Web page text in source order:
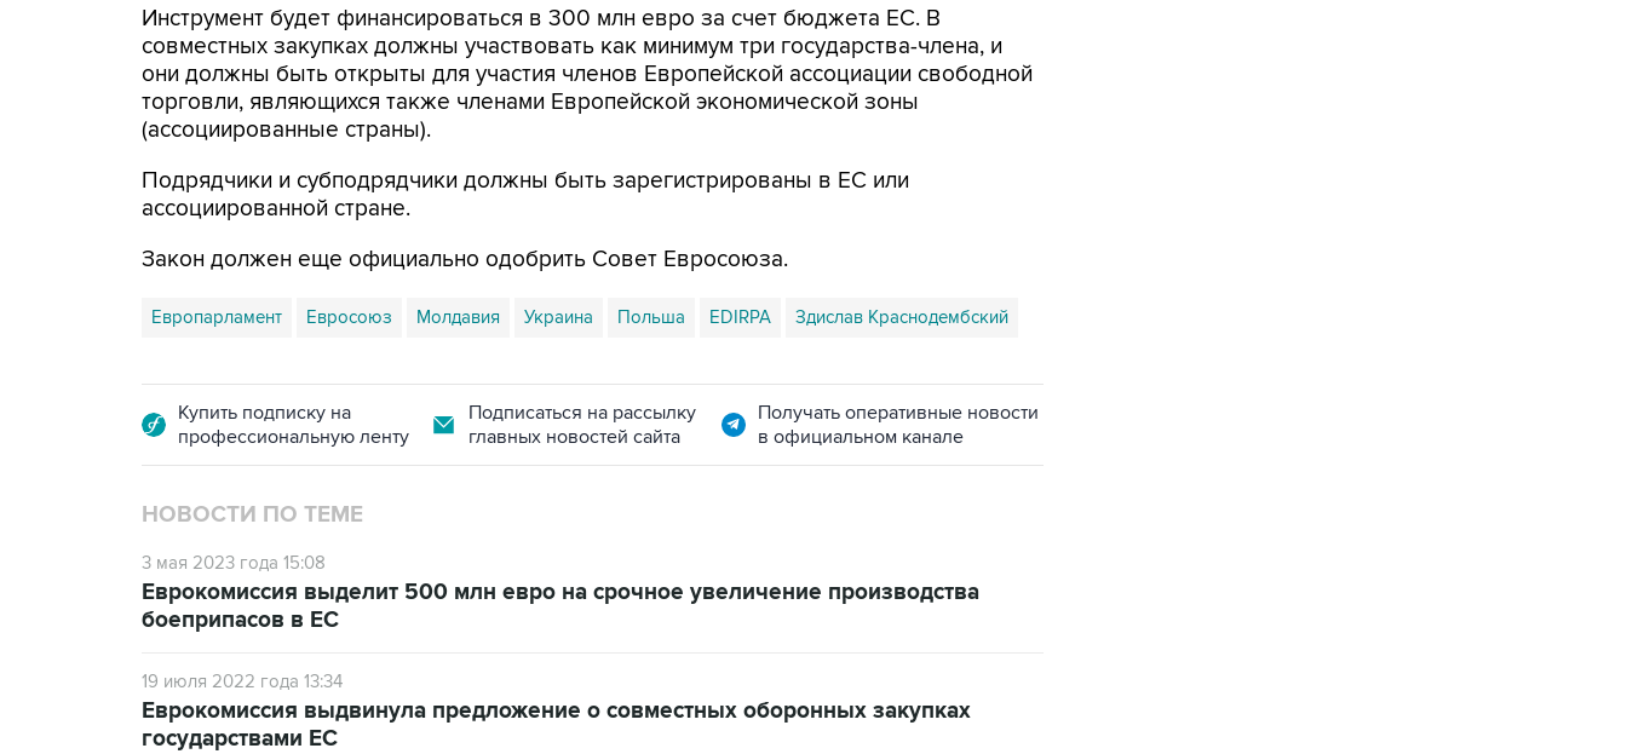
Инструмент будет финансироваться в 300 млн евро за счет бюджета ЕС. В
совместных закупках должны участвовать как минимум три государства-члена, и
они должны быть открыты для участия членов Европейской ассоциации свободной
торговли, являющихся также членами Европейской экономической зоны
(ассоциированные страны).
Подрядчики и субподрядчики должны быть зарегистрированы в ЕС или
ассоциированной стране.
Закон должен еще официально одобрить Совет Евросоюза.
Европарламент Евросоюз Молдавия Украина Польша EDIRPA Здислав Краснодембский
Купить подписку на
профессиональную ленту
Подписаться на рассылку
главных новостей сайта
Получать оперативные новости
в официальном канале
НОВОСТИ ПО ТЕМЕ
3 мая 2023 года 15:08
Еврокомиссия выделит 500 млн евро на срочное увеличение производства
боеприпасов в ЕС
19 июля 2022 года 13:34
Еврокомиссия выдвинула предложение о совместных оборонных закупках
государствами ЕС